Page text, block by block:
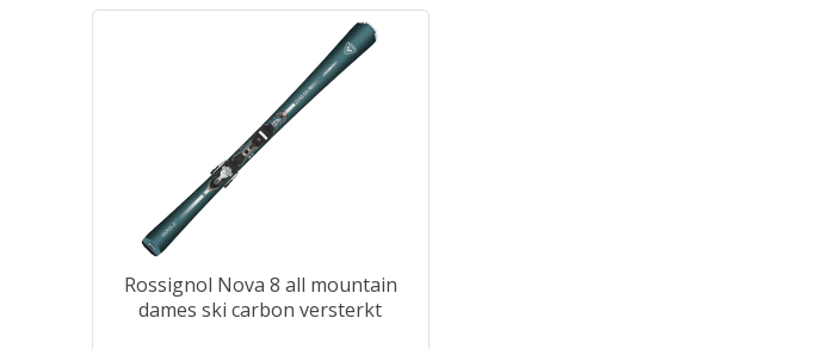
Rossignol Nova 8 all mountain
dames ski carbon versterkt